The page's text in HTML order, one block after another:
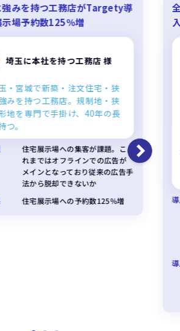
強みを持つ工務店がTargety導
示場予約数125％増
埼玉に本社を持つ工務店 様
・宮城で新築・注文住宅・狭
みを持つ工務店。規制地・狭
地を専門で手掛け、40年の長
つ。
住宅展示場への集客が課題。こ
れまではオフラインでの広告が
メインとなっており従来の広告手
法から脱却できないか
住宅展示場への予約数125%増